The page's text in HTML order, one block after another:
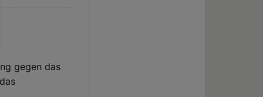
gegen das